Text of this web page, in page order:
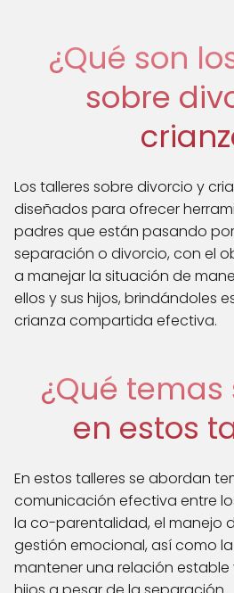
¿Qué son
sobre
Los talleres sobre divorcio y
diseñados para ofrecer
padres que están pasando
separación o divorcio, con el
a manejar la situación de
ellos y sus hijos, brindándoles
crianza compartida efectiva.
¿Qué
en estos
En estos talleres se abordan
comunicación efectiva entre
la co-parentalidad, el manejo
gestión emocional, así como
mantener una relación estable